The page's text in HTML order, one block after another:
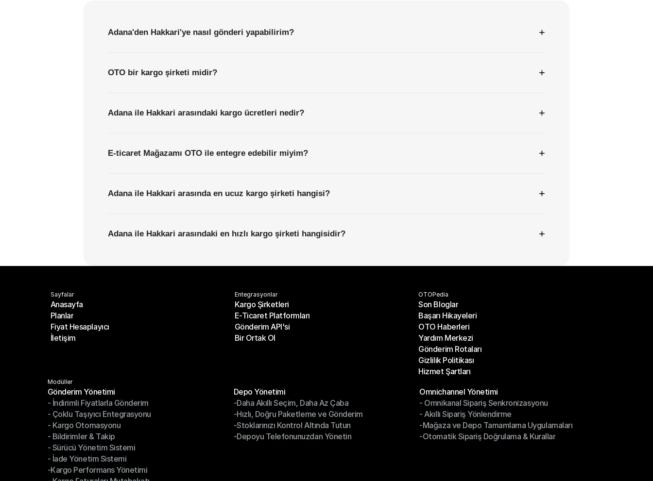
Adana'den Hakkari'ye nasıl gönderi yapabilirim? +
OTO bir kargo şirketi midir? +
Adana ile Hakkari arasındaki kargo ücretleri nedir? +
E-ticaret Mağazamı OTO ile entegre edebilir miyim? +
Adana ile Hakkari arasında en ucuz kargo şirketi hangisi? +
Adana ile Hakkari arasındaki en hızlı kargo şirketi hangisidir? +
Sayfalar
Anasayfa
Anasayfa
Planlar
Planlar
Fiyat Hesaplayıcı
Fiyat Hesaplayıcı
İletişim
Entegrasyonlar
Kargo Şirketleri
Kargo Şirketleri
E-Ticaret Platformları
E-Ticaret Platformları
Gönderim API'si
Gönderim API'si
Bir Ortak Ol
OTOPedia
Son Bloglar
Son Bloglar
Başarı Hikayeleri
Başarı Hikayeleri
OTO Haberleri
OTO Haberleri
Yardım Merkezi
Yardım Merkezi
Gönderim Rotaları
Gönderim Rotaları
Gizlilik Politikası
Gizlilik Politikası
Hizmet Şartları
Modüller
Gönderim Yönetimi
Gönderim Yönetimi
- İndirimli Fiyatlarla Gönderim
- İndirimli Fiyatlarla Gönderim
- Çoklu Taşıyıcı Entegrasyonu
- Çoklu Taşıyıcı Entegrasyonu
- Kargo Otomasyonu
- Kargo Otomasyonu
- Bildirimler & Takip
- Bildirimler & Takip
- Sürücü Yönetim Sistemi
- Sürücü Yönetim Sistemi
- İade Yönetim Sistemi
- İade Yönetim Sistemi
-Kargo Performans Yönetimi
Depo Yönetimi
Depo Yönetimi
-Daha Akıllı Seçim, Daha Az Çaba
-Daha Akıllı Seçim, Daha Az Çaba
-Hızlı, Doğru Paketleme ve Gönderim
-Hızlı, Doğru Paketleme ve Gönderim
-Stoklarınızı Kontrol Altında Tutun
-Stoklarınızı Kontrol Altında Tutun
-Depoyu Telefonunuzdan Yönetin
Omnichannel Yönetimi
Omnichannel Yönetimi
- Omnikanal Sipariş Senkronizasyonu
- Omnikanal Sipariş Senkronizasyonu
- Akıllı Sipariş Yönlendirme
- Akıllı Sipariş Yönlendirme
-Mağaza ve Depo Tamamlama Uygulamaları
-Mağaza ve Depo Tamamlama Uygulamaları
-Otomatik Sipariş Doğrulama & Kurallar